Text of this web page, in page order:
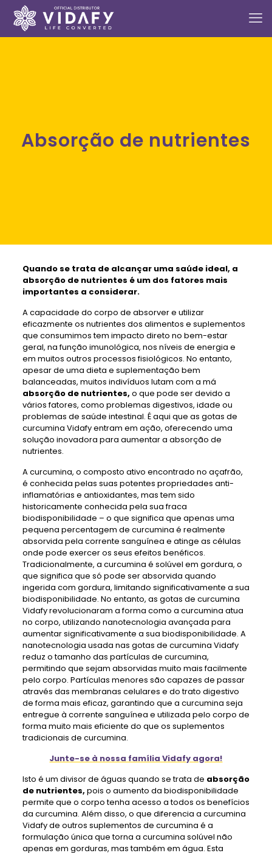
Absorção de nutrientes
Quando se trata de alcançar uma saúde ideal, a
absorção de nutrientes é um dos fatores mais
importantes a considerar.
A capacidade do corpo de absorver e utilizar
eficazmente os nutrientes dos alimentos e suplementos
que consumimos tem impacto direto no bem-estar
geral, na função imunológica, nos níveis de energia e
em muitos outros processos fisiológicos. No entanto,
apesar de uma dieta e suplementação bem
balanceadas, muitos indivíduos lutam com a má
absorção de nutrientes, o que pode ser devido a
vários fatores, como problemas digestivos, idade ou
problemas de saúde intestinal. É aqui que as gotas de
curcumina Vidafy entram em ação, oferecendo uma
solução inovadora para aumentar a absorção de
nutrientes.
A curcumina, o composto ativo encontrado no açafrão,
é conhecida pelas suas potentes propriedades anti-
inflamatórias e antioxidantes, mas tem sido
historicamente conhecida pela sua fraca
biodisponibilidade – o que significa que apenas uma
pequena percentagem de curcumina é realmente
absorvida pela corrente sanguínea e atinge as células
onde pode exercer os seus efeitos benéficos.
Tradicionalmente, a curcumina é solúvel em gordura, o
que significa que só pode ser absorvida quando
ingerida com gordura, limitando significativamente a sua
biodisponibilidade. No entanto, as gotas de curcumina
Vidafy revolucionaram a forma como a curcumina atua
no corpo, utilizando nanotecnologia avançada para
aumentar significativamente a sua biodisponibilidade. A
nanotecnologia usada nas gotas de curcumina Vidafy
reduz o tamanho das partículas de curcumina,
permitindo que sejam absorvidas muito mais facilmente
pelo corpo. Partículas menores são capazes de passar
através das membranas celulares e do trato digestivo
de forma mais eficaz, garantindo que a curcumina seja
entregue à corrente sanguínea e utilizada pelo corpo de
forma muito mais eficiente do que os suplementos
tradicionais de curcumina.
Junte-se à nossa família Vidafy agora!
Isto é um divisor de águas quando se trata de absorção
de nutrientes, pois o aumento da biodisponibilidade
permite que o corpo tenha acesso a todos os benefícios
da curcumina. Além disso, o que diferencia a curcumina
Vidafy de outros suplementos de curcumina é a
formulação única que torna a curcumina solúvel não
apenas em gorduras, mas também em água. Esta